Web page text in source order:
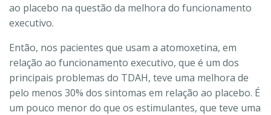
ao placebo na questão da melhora do funcionamento
executivo.
Então, nos pacientes que usam a atomoxetina, em
relação ao funcionamento executivo, que é um dos
principais problemas do TDAH, teve uma melhora de
pelo menos 30% dos sintomas em relação ao placebo. É
um pouco menor do que os estimulantes, que teve uma